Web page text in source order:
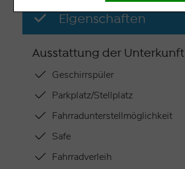
Eigenschaften
Ausstattung der Unterkunft
Geschirrspüler
Parkplatz/Stellplatz
Fahrradunterstellmöglichkeit
Safe
Fahrradverleih